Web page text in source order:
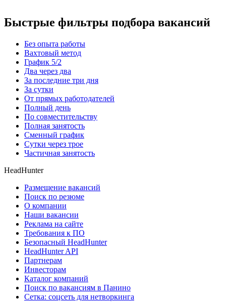
Быстрые фильтры подбора вакансий
Без опыта работы
Вахтовый метод
График 5/2
Два через два
За последние три дня
За сутки
От прямых работодателей
Полный день
По совместительству
Полная занятость
Сменный график
Сутки через трое
Частичная занятость
HeadHunter
Размещение вакансий
Поиск по резюме
О компании
Наши вакансии
Реклама на сайте
Требования к ПО
Безопасный HeadHunter
HeadHunter API
Партнерам
Инвесторам
Каталог компаний
Поиск по вакансиям в Панино
Сетка: соцсеть для нетворкинга